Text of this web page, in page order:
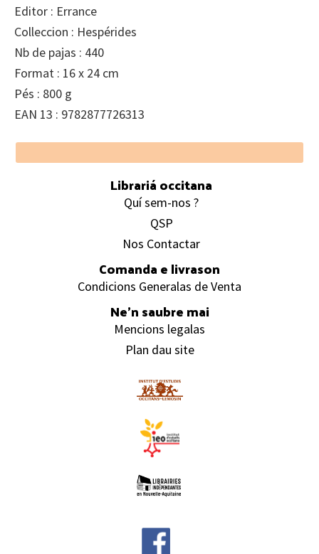
Editor : Errance
Colleccion : Hespérides
Nb de pajas : 440
Format : 16 x 24 cm
Pés : 800 g
EAN 13 : 9782877726313
Footer
Librariá occitana
Quí sem-nos ?
QSP
Nos Contactar
Comanda e livrason
Condicions Generalas de Venta
Ne’n saubre mai
Mencions legalas
Plan dau site